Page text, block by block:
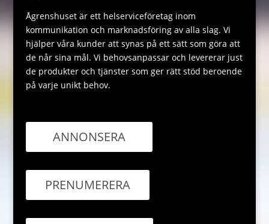
Ågrenshuset är ett helserviceföretag inom
kommunikation och marknadsföring av alla slag. Vi
hjälper våra kunder att synas på ett sätt som göra att
de når sina mål. Vi behovsanpassar och levererar just
de produkter och tjänster som ger rätt stöd beroende
på varje unikt behov.
ANNONSERA
PRENUMERERA